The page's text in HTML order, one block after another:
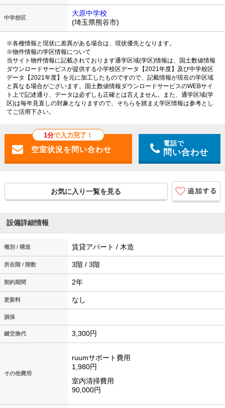
中学校区
大原中学校
(埼玉県熊谷市)
※各種情報と現状に差異がある場合は、現状優先となります。
※物件情報の学区情報について
当サイト物件情報に記載されております通学区域(学区)情報は、国土数値情報
ダウンロードサービスが提供する小学校区データ【2021年度】及び中学校区
データ【2021年度】を元に加工したものですので、記載情報が現在の学区域
と異なる場合がございます。国土数値情報ダウンロードサービスのWEBサイ
ト上で記述通り、データは必ずしも正確とは言えません。また、通学区域(学
区)は毎年見直しの対象となりますので、そちらを踏まえ学区情報は参考とし
てご活用下さい。
1分で入力完了！
電話で
問い合わせ
お気に入り一覧を見る
設備詳細情報
種別 / 構造 賃貸アパート / 木造
所在階 / 階数 3階 / 3階
契約期間 2年
更新料 なし
損保
鍵交換代 3,300円
その他費用
ruumサポート費用
1,980円
室内清掃費用
90,000円